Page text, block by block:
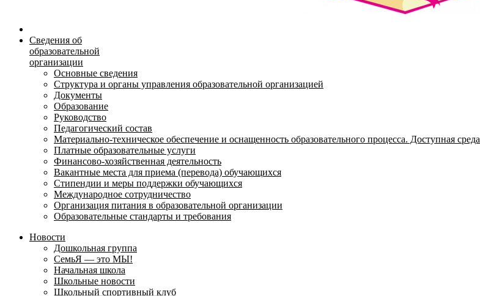
Сведения об
образовательной
организации
Основные сведения
Структура и органы управления образовательной организацией
Документы
Образование
Руководство
Педагогический состав
Материально-техническое обеспечение и оснащенность образовательного процесса. Доступная среда
Платные образовательные услуги
Финансово-хозяйственная деятельность
Вакантные места для приема (перевода) обучающихся
Стипендии и меры поддержки обучающихся
Международное сотрудничество
Организация питания в образовательной организации
Образовательные стандарты и требования
Новости
Дошкольная группа
СемьЯ — это МЫ!
Начальная школа
Школьные новости
Школьный спортивный клуб